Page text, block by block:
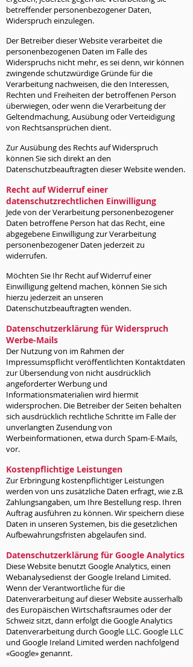
betreffender personenbezogener Daten,
Widerspruch einzulegen.
Der Betreiber dieser Website verarbeitet die
personenbezogenen Daten im Falle des
Widerspruchs nicht mehr, es sei denn, wir können
zwingende schutzwürdige Gründe für die
Verarbeitung nachweisen, die den Interessen,
Rechten und Freiheiten der betroffenen Person
überwiegen, oder wenn die Verarbeitung der
Geltendmachung, Ausübung oder Verteidigung
von Rechtsansprüchen dient.
Zur Ausübung des Rechts auf Widerspruch
können Sie sich direkt an den
Datenschutzbeauftragten dieser Website wenden.
Recht auf Widerruf einer
datenschutzrechtlichen Einwilligung
Jede von der Verarbeitung personenbezogener
Daten betroffene Person hat das Recht, eine
abgegebene Einwilligung zur Verarbeitung
personenbezogener Daten jederzeit zu
widerrufen.
Möchten Sie Ihr Recht auf Widerruf einer
Einwilligung geltend machen, können Sie sich
hierzu jederzeit an unseren
Datenschutzbeauftragten wenden.
Datenschutzerklärung für Widerspruch
Werbe-Mails
Der Nutzung von im Rahmen der
Impressumspflicht veröffentlichten Kontaktdaten
zur Übersendung von nicht ausdrücklich
angeforderter Werbung und
Informationsmaterialien wird hiermit
widersprochen. Die Betreiber der Seiten behalten
sich ausdrücklich rechtliche Schritte im Falle der
unverlangten Zusendung von
Werbeinformationen, etwa durch Spam-E-Mails,
vor.
Kostenpflichtige Leistungen
Zur Erbringung kostenpflichtiger Leistungen
werden von uns zusätzliche Daten erfragt, wie z.B.
Zahlungsangaben, um Ihre Bestellung resp. Ihren
Auftrag ausführen zu können. Wir speichern diese
Daten in unseren Systemen, bis die gesetzlichen
Aufbewahrungsfristen abgelaufen sind.
Datenschutzerklärung für Google Analytics
Diese Website benutzt Google Analytics, einen
Webanalysedienst der Google Ireland Limited.
Wenn der Verantwortliche für die
Datenverarbeitung auf dieser Website ausserhalb
des Europäischen Wirtschaftsraumes oder der
Schweiz sitzt, dann erfolgt die Google Analytics
Datenverarbeitung durch Google LLC. Google LLC
und Google Ireland Limited werden nachfolgend
«Google» genannt.